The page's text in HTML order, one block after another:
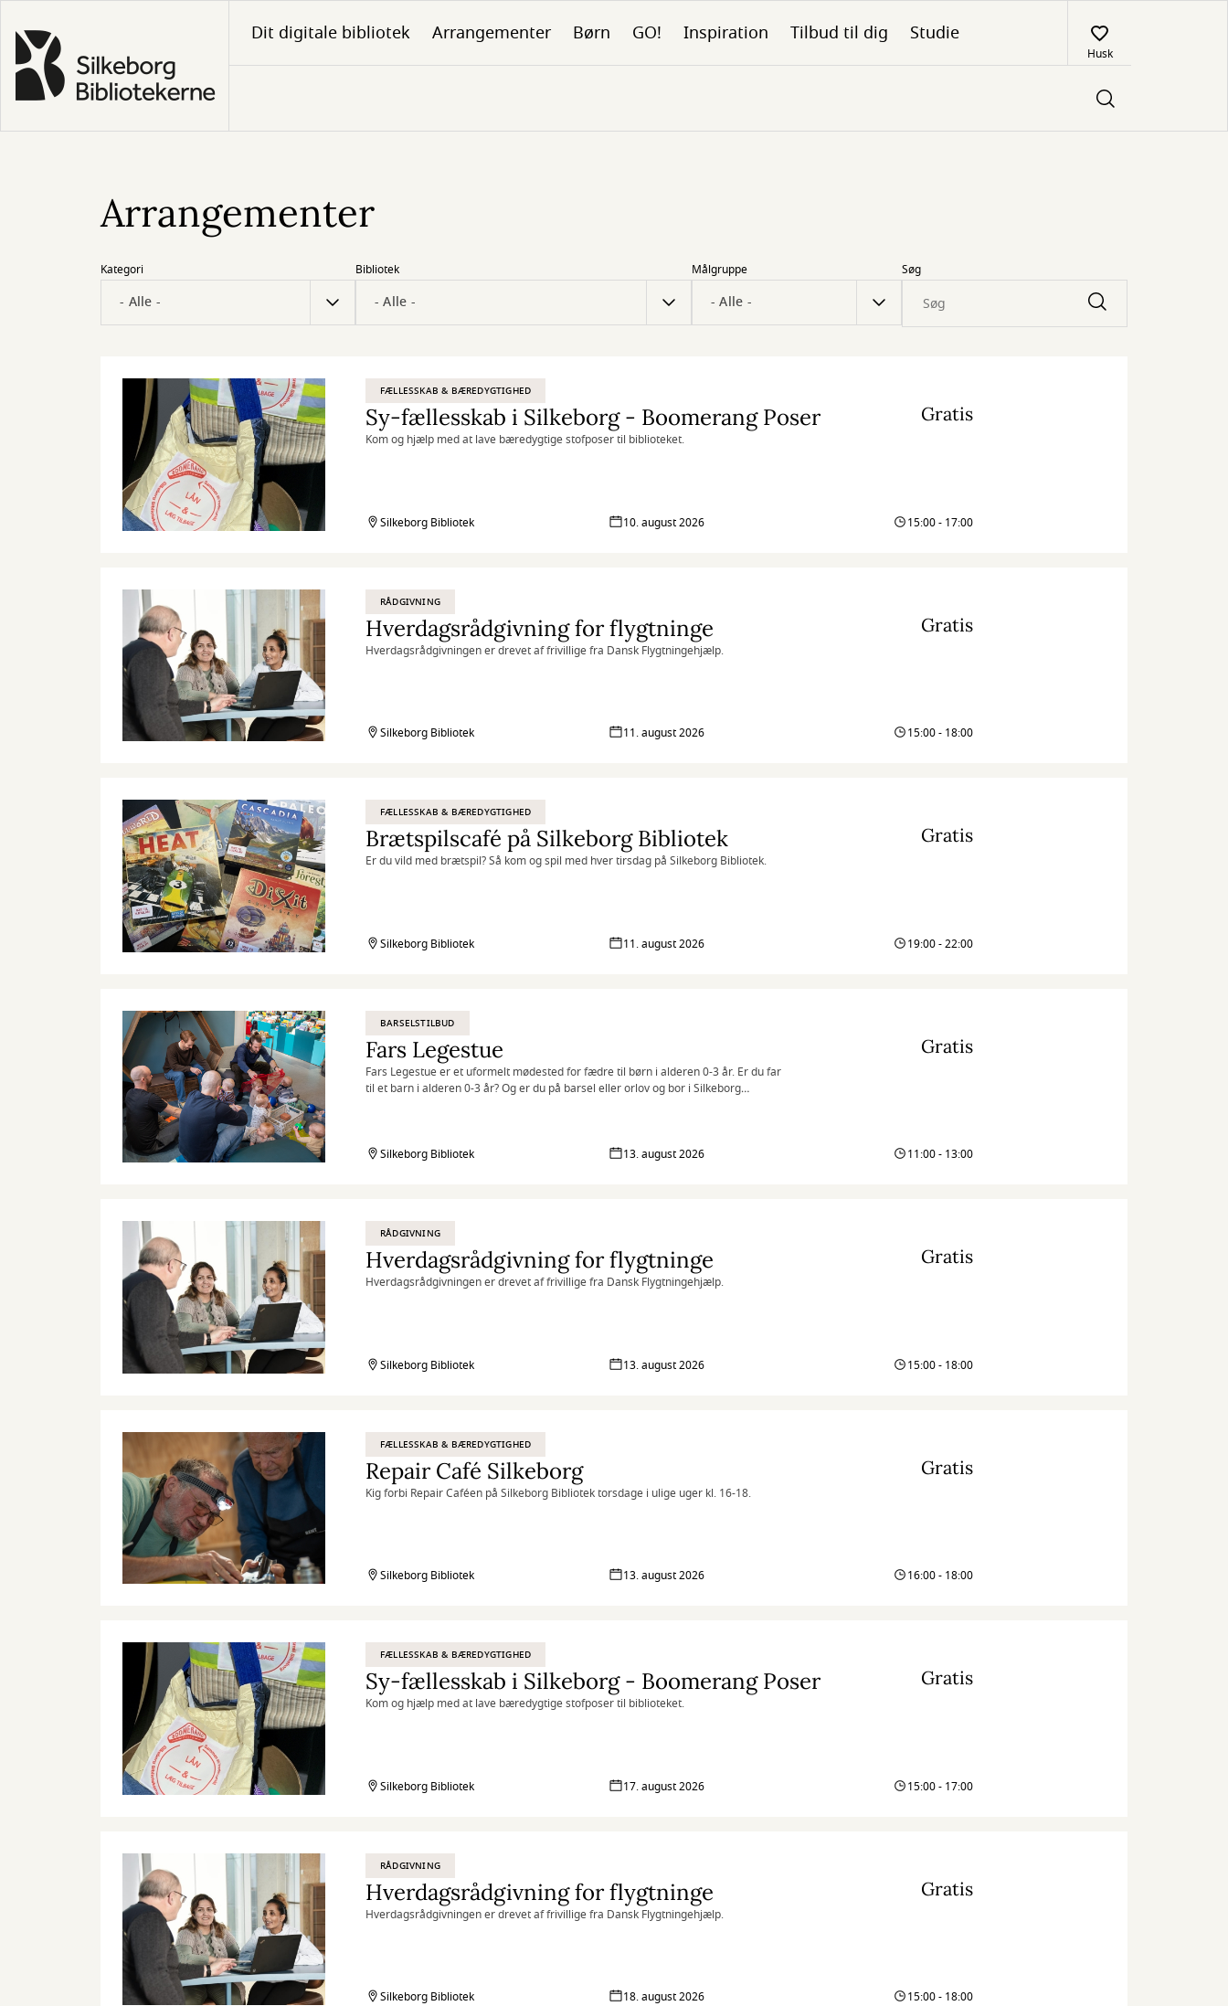
hovedindhold
Dit digitale bibliotek Arrangementer Børn GO! Inspiration Tilbud til dig Studie
Husk
Arrangementer
Kategori Bibliotek Målgruppe Søg
FÆLLESSKAB & BÆREDYGTIGHED
Sy-fællesskab i Silkeborg - Boomerang Poser
Kom og hjælp med at lave bæredygtige stofposer til biblioteket.
Gratis
Silkeborg Bibliotek 10. august 2026 15:00 - 17:00
RÅDGIVNING
Hverdagsrådgivning for flygtninge
Hverdagsrådgivningen er drevet af frivillige fra Dansk Flygtningehjælp.
Gratis
Silkeborg Bibliotek 11. august 2026 15:00 - 18:00
FÆLLESSKAB & BÆREDYGTIGHED
Brætspilscafé på Silkeborg Bibliotek
Er du vild med brætspil? Så kom og spil med hver tirsdag på Silkeborg Bibliotek.
Gratis
Silkeborg Bibliotek 11. august 2026 19:00 - 22:00
BARSELSTILBUD
Fars Legestue
Fars Legestue er et uformelt mødested for fædre til børn i alderen 0-3 år. Er du far
til et barn i alderen 0-3 år? Og er du på barsel eller orlov og bor i Silkeborg
Gratis
Silkeborg Bibliotek 13. august 2026 11:00 - 13:00
RÅDGIVNING
Hverdagsrådgivning for flygtninge
Hverdagsrådgivningen er drevet af frivillige fra Dansk Flygtningehjælp.
Gratis
Silkeborg Bibliotek 13. august 2026 15:00 - 18:00
FÆLLESSKAB & BÆREDYGTIGHED
Repair Café Silkeborg
Kig forbi Repair Caféen på Silkeborg Bibliotek torsdage i ulige uger kl. 16-18.
Gratis
Silkeborg Bibliotek 13. august 2026 16:00 - 18:00
FÆLLESSKAB & BÆREDYGTIGHED
Sy-fællesskab i Silkeborg - Boomerang Poser
Kom og hjælp med at lave bæredygtige stofposer til biblioteket.
Gratis
Silkeborg Bibliotek 17. august 2026 15:00 - 17:00
RÅDGIVNING
Hverdagsrådgivning for flygtninge
Hverdagsrådgivningen er drevet af frivillige fra Dansk Flygtningehjælp.
Gratis
Silkeborg Bibliotek 18. august 2026 15:00 - 18:00